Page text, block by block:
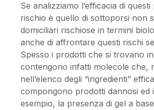
Se analizziamo l’efficacia di
rischio è quello di sottoporsi non
domiciliari rischiose in termini
anche di affrontare questi rischi
Spesso i prodotti che si trovano
contengono infatti molecole che,
nell’elenco degli “ingredienti”
compongono prodotti dannosi ed
esempio, la presenza di gel a